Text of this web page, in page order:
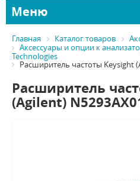
Меню
Главная Каталог товаров
Аксессуары и опции к
Technologies
Расширитель частоты Keysight
Расширитель
(Agilent)